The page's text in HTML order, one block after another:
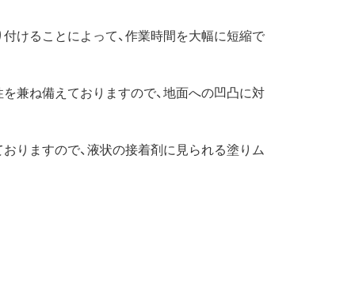
けることによって、作業時間を大幅に短縮で
兼ね備えておりますので、地面への凹凸に対
りますので、液状の接着剤に見られる塗りム